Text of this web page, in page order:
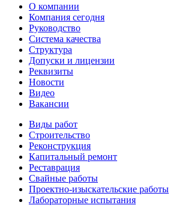
О компании
Компания сегодня
Руководство
Система качества
Структура
Допуски и лицензии
Реквизиты
Новости
Видео
Вакансии
Виды работ
Строительство
Реконструкция
Капитальный ремонт
Реставрация
Свайные работы
Проектно-изыскательские работы
Лабораторные испытания